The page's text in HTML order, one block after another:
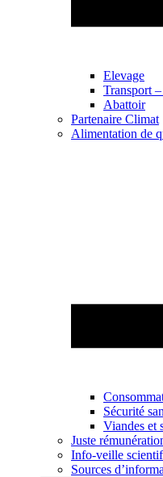
Elevage
Transport
Abattoir
Partenaire Climat
Alimentation de
Sécurité
Viandes et
Juste
Info-veille
Sources